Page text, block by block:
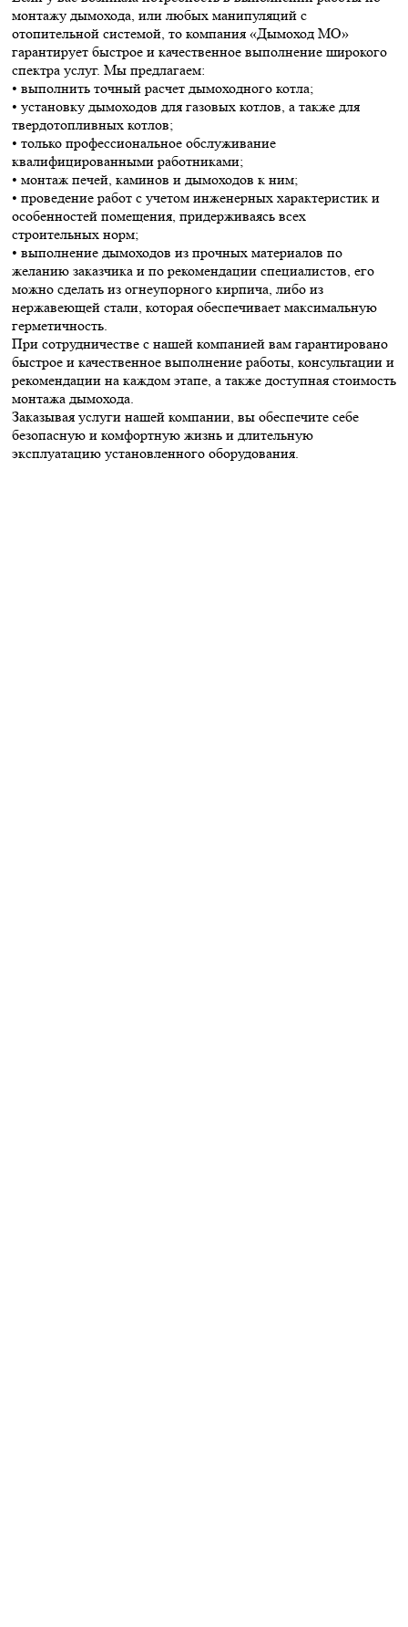
монтажу дымохода, или любых манипуляций с
отопительной системой, то компания «Дымоход МО»
гарантирует быстрое и качественное выполнение широкого
спектра услуг. Мы предлагаем:
• выполнить точный расчет дымоходного котла;
• установку дымоходов для газовых котлов, а также для
твердотопливных котлов;
• только профессиональное обслуживание
квалифицированными работниками;
• монтаж печей, каминов и дымоходов к ним;
• проведение работ с учетом инженерных характеристик и
особенностей помещения, придерживаясь всех
строительных норм;
• выполнение дымоходов из прочных материалов по
желанию заказчика и по рекомендации специалистов, его
можно сделать из огнеупорного кирпича, либо из
нержавеющей стали, которая обеспечивает максимальную
герметичность.
При сотрудничестве с нашей компанией вам гарантировано
быстрое и качественное выполнение работы, консультации и
рекомендации на каждом этапе, а также доступная стоимость
монтажа дымохода.
Заказывая услуги нашей компании, вы обеспечите себе
безопасную и комфортную жизнь и длительную
эксплуатацию установленного оборудования.